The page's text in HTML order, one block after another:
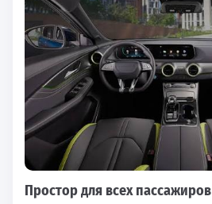
Простор для всех пассажиров